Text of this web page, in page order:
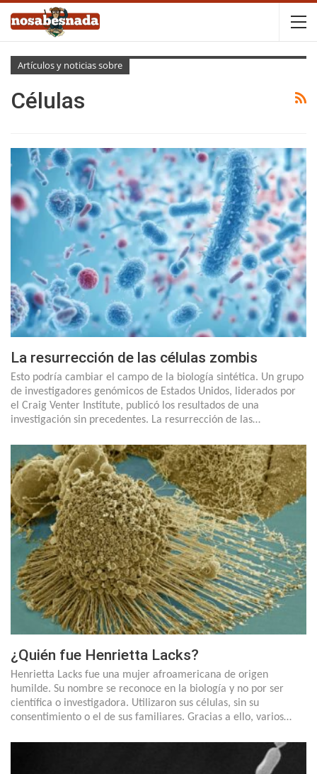
Artículos y noticias sobre
Células
La resurrección de las células zombis
Esto podría cambiar el campo de la biología sintética. Un grupo
de investigadores genómicos de Estados Unidos, liderados por
el Craig Venter Institute, publicó los resultados de una
investigación sin precedentes. La resurrección de las…
¿Quién fue Henrietta Lacks?
Henrietta Lacks fue una mujer afroamericana de origen
humilde. Su nombre se reconoce en la biología y no por ser
científica o investigadora. Utilizaron sus células, sin su
consentimiento o el de sus familiares. Gracias a ello, varios…